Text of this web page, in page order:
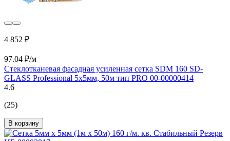
4 852 ₽
97.04 ₽/м
Стеклотканевая фасадная усиленная сетка SDM 160 SD-
GLASS Professional 5х5мм, 50м тип PRO 00-00000414
4.6
(25)
В корзину